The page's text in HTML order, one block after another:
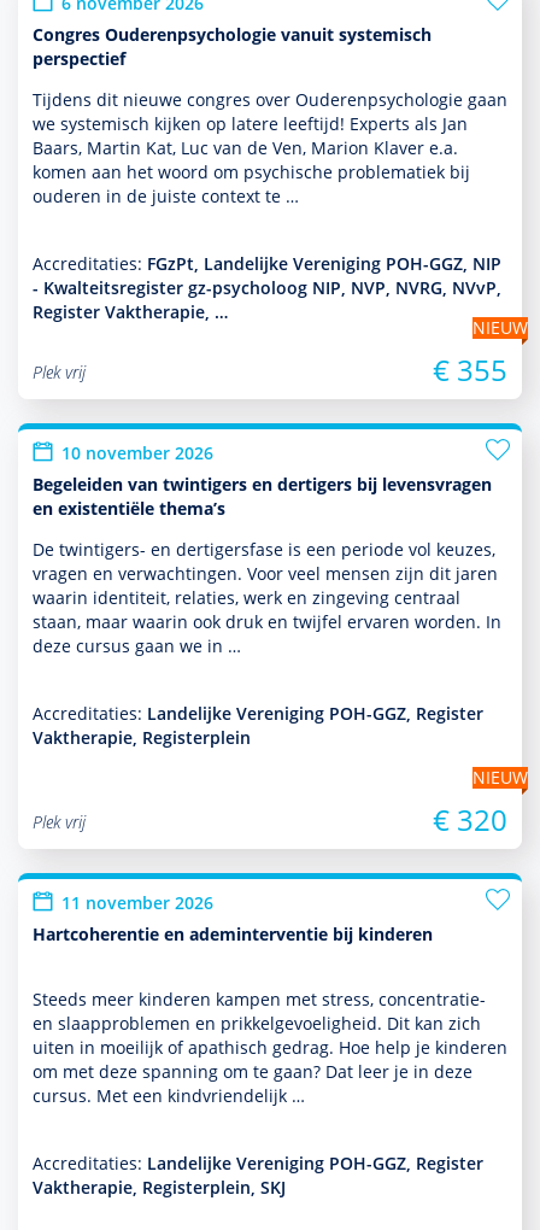
Congres Ouderenpsychologie vanuit systemisch
perspectief
Tijdens dit nieuwe congres over Ouderenpsycho­logie gaan
we systemisch kijken op latere leeftijd! Experts als Jan
Baars, Martin Kat, Luc van de Ven, Marion Klaver e.a.
komen aan het woord om psychische proble­ma­tiek bij
ouderen in de juiste context te …
Accreditaties: FGzPt, Landelijke Vereniging POH-GGZ, NIP
- Kwalteitsregister gz-psycholoog NIP, NVP, NVRG, NVvP,
Register Vaktherapie, …
NIEUW
Plek vrij
€ 355
10 november 2026
Begeleiden van twintigers en dertigers bij levensvragen
en existentiële thema’s
De twintigers- en dertigersfase is een periode vol keuzes,
vragen en verwachtingen. Voor veel mensen zijn dit jaren
waarin identiteit, relaties, werk en zingeving centraal
staan, maar waarin ook druk en twijfel ervaren worden. In
deze cursus gaan we in …
Accreditaties: Landelijke Vereniging POH-GGZ, Register
Vaktherapie, Registerplein
NIEUW
Plek vrij
€ 320
11 november 2026
Hartcoherentie en ademinterventie bij kinderen
Steeds meer kin­de­ren kampen met stress, concentratie-
en slaappro­ble­men en prikkelgevoeligheid. Dit kan zich
uiten in moeilijk of apathisch gedrag. Hoe help je kin­de­ren
om met deze spanning om te gaan? Dat leer je in deze
cursus. Met een kindvriendelijk …
Accreditaties: Landelijke Vereniging POH-GGZ, Register
Vaktherapie, Registerplein, SKJ